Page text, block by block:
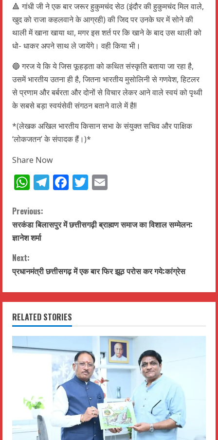
🔺 गांधी जी ने एक बार जरूर हुकुमचंद सेठ (इंदौर की हुकुमचंद मिल वाले,
खुद को राजा कहलवाने के आग्रही) की जिद पर उनके घर में सोने की
थाली में खाना खाया था, मगर इस शर्त पर कि खाने के बाद उस थाली को
धो- धाकर अपने साथ ले जायेंगे। वही किया भी।
🔵 गरज ये कि ये जिस फूहड़ता को कथित संस्कृति बताया जा रहा है,
उसमें भारतीय उतना ही है, जितना भारतीय मुसोलिनी से गणवेश, हिटलर
से प्रणाम और बर्बरता और दोनों से विचार लेकर आने वाले स्वयं को पृथ्वी
के सबसे बड़ा स्वयंसेवी संगठन बताने वाले में है!!
*(लेखक अखिल भारतीय किसान सभा के संयुक्त सचिव और पाक्षिक
‘लोकजतन’ के संपादक हैं।)*
Share Now
WhatsApp
Telegram
Facebook
Twitter
C
o
n
t
i
n
u
e
a
Previous:
सरकंडा बिलासपुर में छत्तीसगढ़ी ब्राह्मण समाज का विशाल सम्मेलन:
ज्ञानेश शर्मा
Next:
प्रधानमंत्री छत्तीसगढ़ में एक बार फिर झूठ परोस कर गये:कांग्रेस
RELATED STORIES